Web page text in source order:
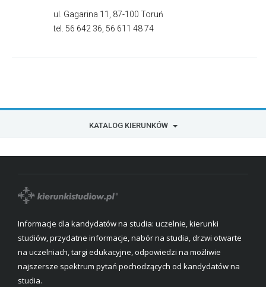
ul. Gagarina 11, 87-100 Toruń
tel. 56 642 36, 56 611 48 74
KATALOG KIERUNKÓW
Informacje dla kandydatów na studia: uczelnie, kierunki
studiów, przydatne informacje, nabór na studia, drzwi otwarte
na uczelniach, targi edukacyjne, odpowiedzi na możliwie
najszersze spektrum pytań pochodzących od kandydatów na
studia.